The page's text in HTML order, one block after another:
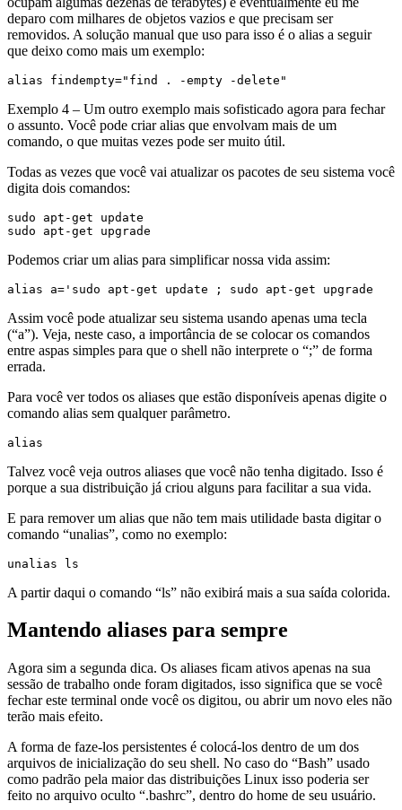
deparo com milhares de objetos vazios e que precisam ser
removidos. A solução manual que uso para isso é o alias a seguir
que deixo como mais um exemplo:
alias findempty="find . -empty -delete"
Exemplo 4 – Um outro exemplo mais sofisticado agora para fechar
o assunto. Você pode criar alias que envolvam mais de um
comando, o que muitas vezes pode ser muito útil.
Todas as vezes que você vai atualizar os pacotes de seu sistema você
digita dois comandos:
sudo apt-get update
sudo apt-get upgrade
Podemos criar um alias para simplificar nossa vida assim:
alias a='sudo apt-get update ; sudo apt-get upgrade
Assim você pode atualizar seu sistema usando apenas uma tecla
(“a”). Veja, neste caso, a importância de se colocar os comandos
entre aspas simples para que o shell não interprete o “;” de forma
errada.
Para você ver todos os aliases que estão disponíveis apenas digite o
comando alias sem qualquer parâmetro.
alias
Talvez você veja outros aliases que você não tenha digitado. Isso é
porque a sua distribuição já criou alguns para facilitar a sua vida.
E para remover um alias que não tem mais utilidade basta digitar o
comando “unalias”, como no exemplo:
unalias ls
A partir daqui o comando “ls” não exibirá mais a sua saída colorida.
Mantendo aliases para sempre
Agora sim a segunda dica. Os aliases ficam ativos apenas na sua
sessão de trabalho onde foram digitados, isso significa que se você
fechar este terminal onde você os digitou, ou abrir um novo eles não
terão mais efeito.
A forma de faze-los persistentes é colocá-los dentro de um dos
arquivos de inicialização do seu shell. No caso do “Bash” usado
como padrão pela maior das distribuições Linux isso poderia ser
feito no arquivo oculto “.bashrc”, dentro do home de seu usuário.